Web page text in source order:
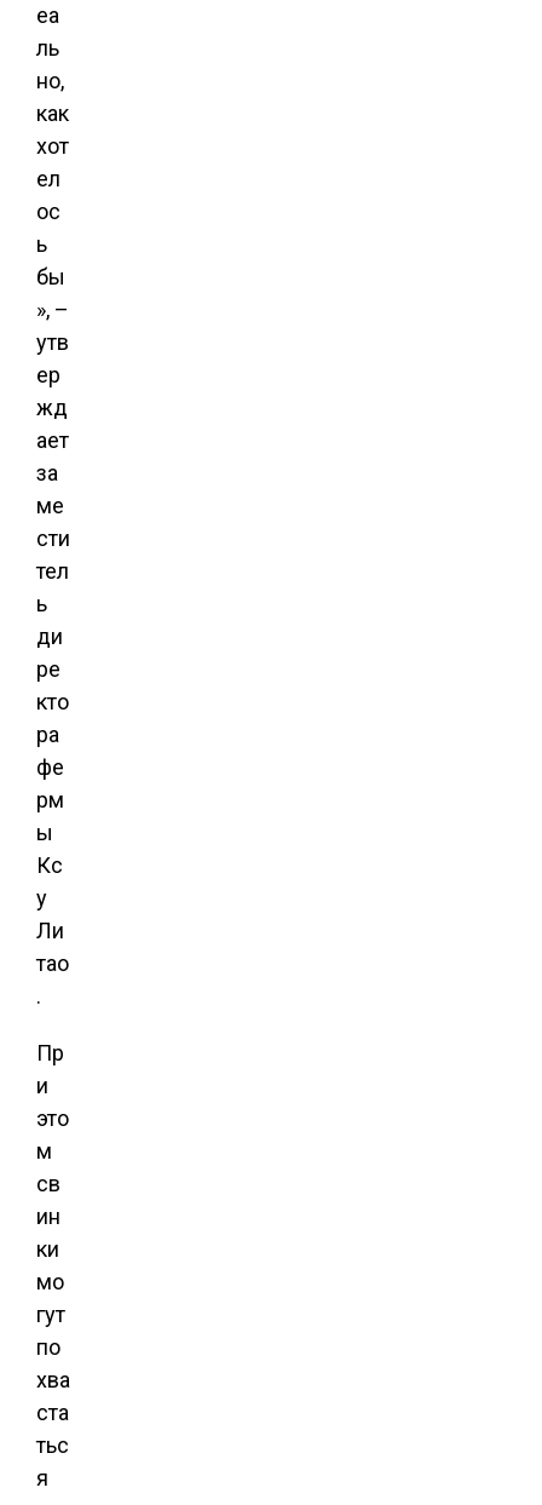
еа
ль
но,
как
хот
ел
ос
ь
бы
», –
утв
ер
жд
ает
за
ме
сти
тел
ь
ди
ре
кто
ра
фе
рм
ы
Кс
у
Ли
тао
.
Пр
и
это
м
св
ин
ки
мо
гут
по
хва
ста
тьс
я